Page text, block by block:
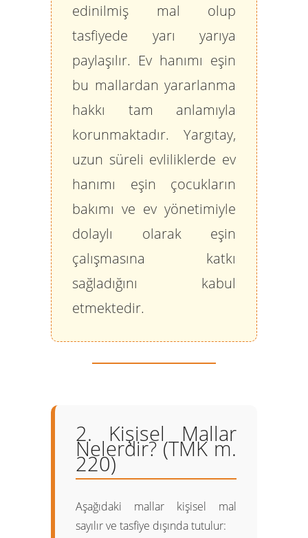
edinilmiş mal olup
tasfiyede yarı yarıya
paylaşılır. Ev hanımı eşin
bu mallardan yararlanma
hakkı tam anlamıyla
korunmaktadır. Yargıtay,
uzun süreli evliliklerde ev
hanımı eşin çocukların
bakımı ve ev yönetimiyle
dolaylı olarak eşin
çalışmasına katkı
sağladığını kabul
etmektedir.
2. Kişisel Mallar
Nelerdir? (TMK m.
220)
Aşağıdaki mallar kişisel mal
sayılır ve tasfiye dışında tutulur: